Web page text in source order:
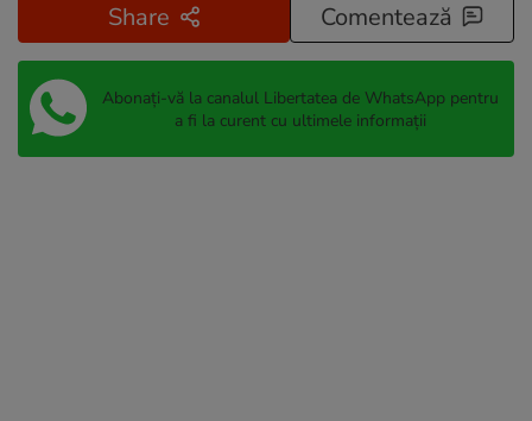
Share Comentează
Abonați-vă la canalul Libertatea de WhatsApp pentru
a fi la curent cu ultimele informații